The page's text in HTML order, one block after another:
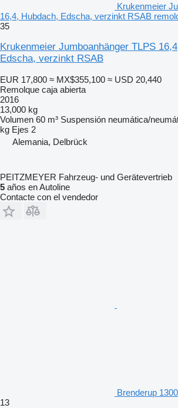
Krukenmeier
16,4, Hubdach, Edscha, verzinkt RSAB
35
Krukenmeier Jumboanhänger TLPS
Edscha, verzinkt RSAB
EUR 17,800 ≈ MX$355,100 ≈ USD 20,440
Remolque caja abierta
2016
13,000 kg
Volumen 60 m³ Suspensión neumática/
kg Ejes 2
Alemania, Delbrück
PEITZMEYER Fahrzeug- und Gerätevertrieb
5 años en Autoline
Contacte con el vendedor
Brenderup
13